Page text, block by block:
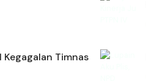
Kegagalan Timnas